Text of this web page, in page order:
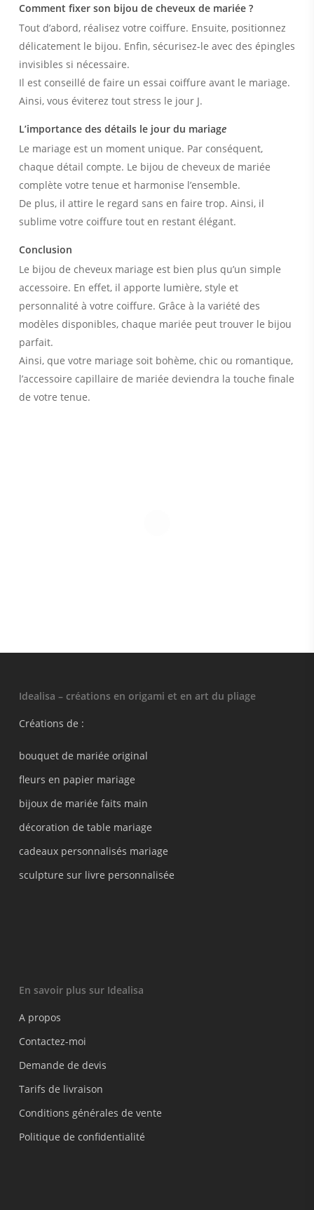
Comment fixer son bijou de cheveux de mariée ?
Tout d’abord, réalisez votre coiffure. Ensuite, positionnez
délicatement le bijou. Enfin, sécurisez-le avec des épingles
invisibles si nécessaire.
Il est conseillé de faire un essai coiffure avant le mariage.
Ainsi, vous éviterez tout stress le jour J.
L’importance des détails le jour du mariage
Le mariage est un moment unique. Par conséquent,
chaque détail compte. Le bijou de cheveux de mariée
complète votre tenue et harmonise l’ensemble.
De plus, il attire le regard sans en faire trop. Ainsi, il
sublime votre coiffure tout en restant élégant.
Conclusion
Le bijou de cheveux mariage est bien plus qu’un simple
accessoire. En effet, il apporte lumière, style et
personnalité à votre coiffure. Grâce à la variété des
modèles disponibles, chaque mariée peut trouver le bijou
parfait.
Ainsi, que votre mariage soit bohème, chic ou romantique,
l’accessoire capillaire de mariée deviendra la touche finale
de votre tenue.
Idealisa – créations en origami et en art du pliage
Créations de :
bouquet de mariée original
fleurs en papier mariage
bijoux de mariée faits main
décoration de table mariage
cadeaux personnalisés mariage
sculpture sur livre personnalisée
En savoir plus sur Idealisa
A propos
Contactez-moi
Demande de devis
Tarifs de livraison
Conditions générales de vente
Politique de confidentialité